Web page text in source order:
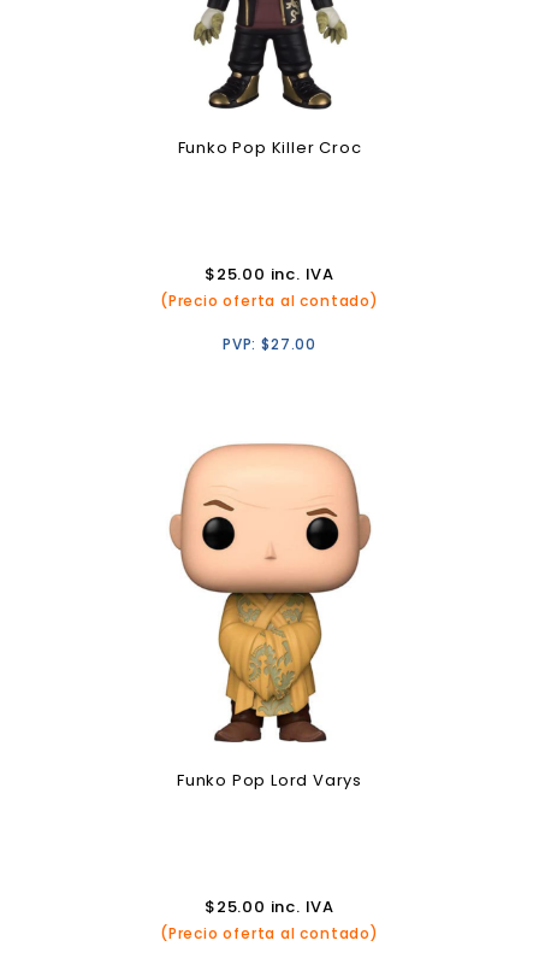
Funko Pop Killer Croc
$25.00 inc. IVA
(Precio oferta al contado)
PVP:$27.00
Funko Pop Lord Varys
$25.00 inc. IVA
(Precio oferta al contado)